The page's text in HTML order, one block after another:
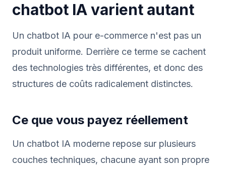
chatbot IA varient autant
Un chatbot IA pour e-commerce n'est pas un
produit uniforme. Derrière ce terme se cachent
des technologies très différentes, et donc des
structures de coûts radicalement distinctes.
Ce que vous payez réellement
Un chatbot IA moderne repose sur plusieurs
couches techniques, chacune ayant son propre